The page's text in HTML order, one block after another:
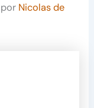
Nicolas de